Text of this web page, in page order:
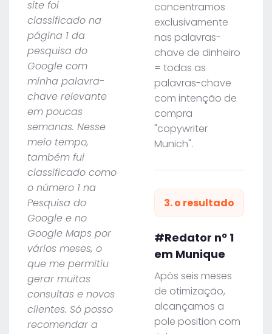
site foi
classificado na
página 1 da
pesquisa do
Google com
minha palavra-
chave relevante
em poucas
semanas. Nesse
meio tempo,
também fui
classificado como
o número 1 na
Pesquisa do
Google e no
Google Maps por
vários meses, o
que me permitiu
gerar muitas
consultas e novos
clientes. Só posso
recomendar a
concentramos
exclusivamente
nas palavras-
chave de dinheiro
= todas as
palavras-chave
com intenção de
compra
"copywriter
Munich".
3. o resultado
#Redator nº 1
em Munique
Após seis meses
de otimização,
alcançamos a
pole position com